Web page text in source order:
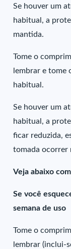
Se houver um
habitual, a
mantida.
Tome o
lembrar e
habitual.
Se houver um
habitual, a
ficar reduzida,
tomada ocorrer
Veja abaixo
Se você
semana de uso
Tome o
lembrar (inclui-